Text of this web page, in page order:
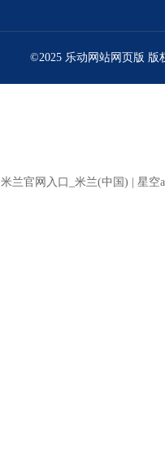
©2025 乐动网站网页版 版
米兰官网入口_米兰(中国) | 星空